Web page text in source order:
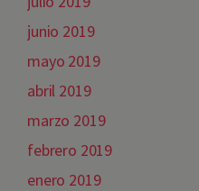
junio 2019
mayo 2019
abril 2019
marzo 2019
febrero 2019
enero 2019